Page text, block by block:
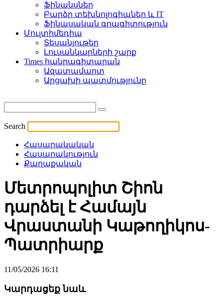
Ֆինանսներ
Բարձր տեխնոլոգիաներ և IT
Ֆինասական գրագիտություն
Մուլտիմեդիա
Տեսանյութեր
Լուսանկարների շարք
Times հանրագիտարան
Ազատամարտ
Արցախի պատմությունը
Search
Հասարակական
Հասարակություն
Քաղաքական
Մետրոպոլիտ Շիոն
դարձել է Համայն
Վրաստանի Կաթողիկոս-
Պատրիարք
11/05/2026 16:11
Կարդացեք նաև